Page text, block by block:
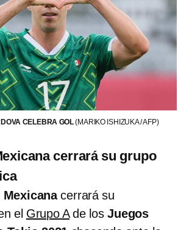
CELEBRA GOL(MARIKO ISHIZUKA / AFP)
cerrará su grupo
cerrará su
el Grupo Ade losJuegos